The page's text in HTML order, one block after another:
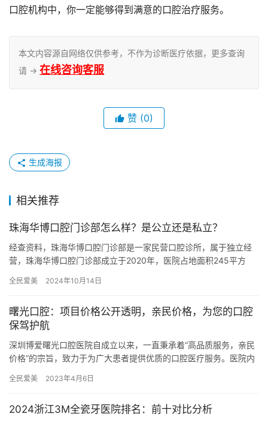
口腔机构中，你一定能够得到满意的口腔治疗服务。
本文内容源自网络仅供参考，不作为诊断医疗依据，更多查询
请 → 在线咨询客服
赞 (0)
生成海报
相关推荐
珠海华博口腔门诊部怎么样？是公立还是私立？
经查资料，珠海华博口腔门诊部是一家民营口腔诊所，属于独立经
营，珠海华博口腔门诊部成立于2020年，医院占地面积245平方
外…
全民爱美 2024年10月14日
曙光口腔：项目价格公开透明，亲民价格，为您的口腔
保驾护航
深圳博爱曙光口腔医院自成立以来，一直秉承着“高品质服务，亲民
价格”的宗旨，致力于为广大患者提供优质的口腔医疗服务。医院内
更…
全民爱美 2023年4月6日
2024浙江3M全瓷牙医院排名：前十对比分析